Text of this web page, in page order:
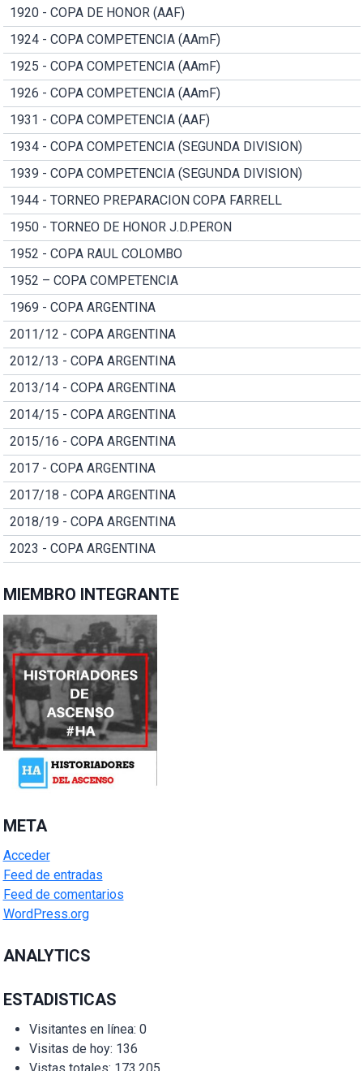
1920 - COPA DE HONOR (AAF)
1924 - COPA COMPETENCIA (AAmF)
1925 - COPA COMPETENCIA (AAmF)
1926 - COPA COMPETENCIA (AAmF)
1931 - COPA COMPETENCIA (AAF)
1934 - COPA COMPETENCIA (SEGUNDA DIVISION)
1939 - COPA COMPETENCIA (SEGUNDA DIVISION)
1944 - TORNEO PREPARACION COPA FARRELL
1950 - TORNEO DE HONOR J.D.PERON
1952 - COPA RAUL COLOMBO
1952 – COPA COMPETENCIA
1969 - COPA ARGENTINA
2011/12 - COPA ARGENTINA
2012/13 - COPA ARGENTINA
2013/14 - COPA ARGENTINA
2014/15 - COPA ARGENTINA
2015/16 - COPA ARGENTINA
2017 - COPA ARGENTINA
2017/18 - COPA ARGENTINA
2018/19 - COPA ARGENTINA
2023 - COPA ARGENTINA
MIEMBRO INTEGRANTE
META
Acceder
Feed de entradas
Feed de comentarios
WordPress.org
ANALYTICS
ESTADISTICAS
Visitantes en línea: 0
Visitas de hoy: 136